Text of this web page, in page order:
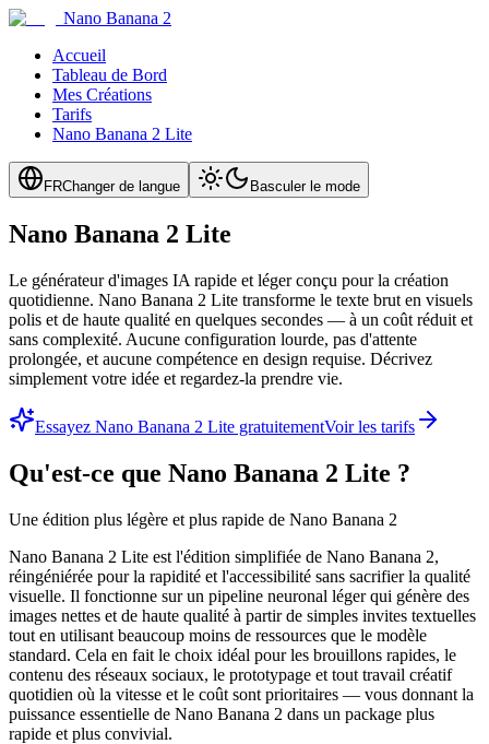
Nano Banana 2
Accueil
Tableau de Bord
Mes Créations
Tarifs
Nano Banana 2 Lite
FRChanger de langue Basculer le mode
Nano Banana 2 Lite
Le générateur d'images IA rapide et léger conçu pour la création
quotidienne. Nano Banana 2 Lite transforme le texte brut en visuels
polis et de haute qualité en quelques secondes — à un coût réduit et
sans complexité. Aucune configuration lourde, pas d'attente
prolongée, et aucune compétence en design requise. Décrivez
simplement votre idée et regardez-la prendre vie.
Essayez Nano Banana 2 Lite gratuitementVoir les tarifs
Qu'est-ce que Nano Banana 2 Lite ?
Une édition plus légère et plus rapide de Nano Banana 2
Nano Banana 2 Lite est l'édition simplifiée de Nano Banana 2,
réingéniérée pour la rapidité et l'accessibilité sans sacrifier la qualité
visuelle. Il fonctionne sur un pipeline neuronal léger qui génère des
images nettes et de haute qualité à partir de simples invites textuelles
tout en utilisant beaucoup moins de ressources que le modèle
standard. Cela en fait le choix idéal pour les brouillons rapides, le
contenu des réseaux sociaux, le prototypage et tout travail créatif
quotidien où la vitesse et le coût sont prioritaires — vous donnant la
puissance essentielle de Nano Banana 2 dans un package plus
rapide et plus convivial.